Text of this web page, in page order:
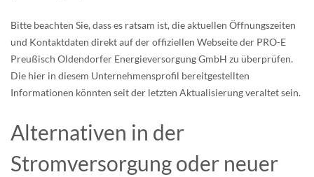
Bitte beachten Sie, dass es ratsam ist, die aktuellen Öffnungszeiten
und Kontaktdaten direkt auf der offiziellen Webseite der PRO-E
Preußisch Oldendorfer Energieversorgung GmbH zu überprüfen.
Die hier in diesem Unternehmensprofil bereitgestellten
Informationen könnten seit der letzten Aktualisierung veraltet sein.
Alternativen in der
Stromversorgung oder neuer